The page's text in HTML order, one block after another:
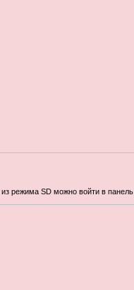
режима SD можно войти в панель